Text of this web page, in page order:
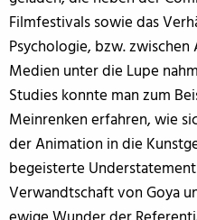
Filmfestivals sowie das
Psychologie, bzw.
Medien unter die Lupe
Studies konnte man zum
Meinrenken erfahren, wie
der Animation in die
begeisterte
Verwandtschaft von Goya